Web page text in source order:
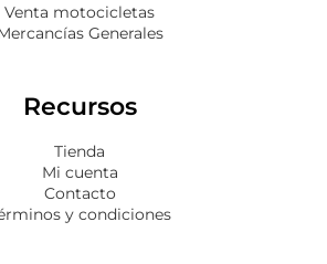
Venta motocicletas
Generales
Recursos
Tienda
Mi cuenta
Contacto
y condiciones